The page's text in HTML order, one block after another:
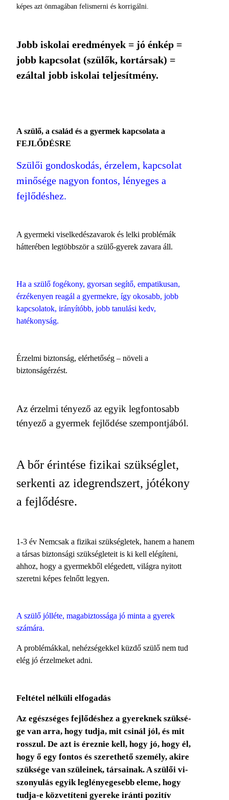
képes azt önmagában felismerni és korrigálni.
Jobb iskolai eredmények = jó énkép =
jobb kapcsolat (szülők, kortársak) =
ezáltal jobb iskolai teljesítmény.
A szülő, a család és a gyermek kapcsolata a
FEJLŐDÉSRE
Szülői gondoskodás, érzelem, kapcsolat
minősége nagyon fontos, lényeges a
fejlődéshez.
A gyermeki viselkedészavarok és lelki problémák
hátterében legtöbbször a szülő-gyerek zavara áll.
Ha a szülő fogékony, gyorsan segítő, empatikusan,
érzékenyen reagál a gyermekre, így okosabb, jobb
kapcsolatok, irányítóbb, jobb tanulási kedv,
hatékonyság.
Érzelmi biztonság, elérhetőség – növeli a
biztonságérzést.
Az érzelmi tényező az egyik legfontosabb
tényező a gyermek fejlődése szempontjából.
A bőr érintése fizikai szükséglet,
serkenti az idegrendszert, jótékony
a fejlődésre.
1-3 év Nemcsak a fizikai szükségletek, hanem a hanem
a társas biztonsági szükségleteit is ki kell elégíteni,
ahhoz, hogy a gyermekből elégedett, világra nyitott
szeretni képes felnőtt legyen.
A szülő jólléte, magabiztossága jó minta a gyerek
számára.
A problémákkal, nehézségekkel küzdő szülő nem tud
elég jó érzelmeket adni.
Feltétel nélküli elfogadás
Az egészséges fejlődéshez a gyereknek szüksé­
ge van arra, hogy tudja, mit csinál jól, és mit
rosszul. De azt is éreznie kell, hogy jó, hogy él,
hogy ő egy fontos és szerethető személy, akire
szüksége van szüleinek, társainak. A szülői vi­
szonyulás egyik leglényegesebb eleme, hogy
tud­ja-e közvetíteni gyereke iránti pozitív